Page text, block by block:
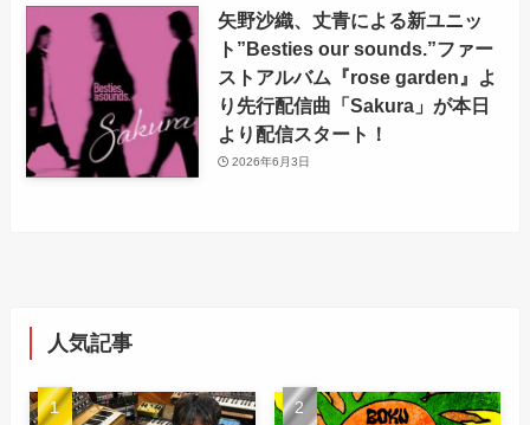
矢野沙織、丈青による新ユニッ
ト”Besties our sounds.”ファー
ストアルバム『rose garden』よ
り先行配信曲「Sakura」が本日
より配信スタート！
2026年6月3日
人気記事